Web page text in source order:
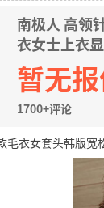
南极人 高领
衣女士上衣
暂无
1700+评论
衣女套头韩版